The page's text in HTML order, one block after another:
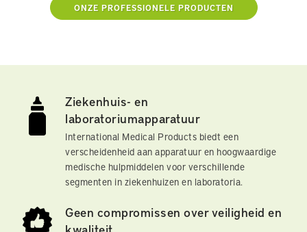
ONZE PROFESSIONELE PRODUCTEN
Ziekenhuis- en
laboratoriumapparatuur
International Medical Products biedt een
verscheidenheid aan apparatuur en hoogwaardige
medische hulpmiddelen voor verschillende
segmenten in ziekenhuizen en laboratoria.
Geen compromissen over veiligheid en